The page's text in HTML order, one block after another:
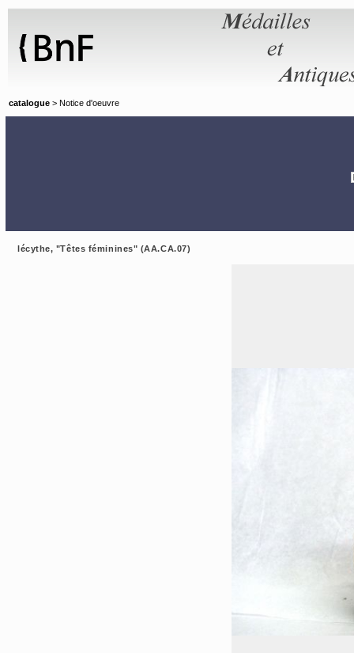
catalogue > Notice d'oeuvre
lécythe, "Têtes féminines" (AA.CA.07)